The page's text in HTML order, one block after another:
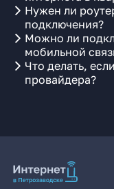
Нужен ли
подключения?
Можно ли
мобильной
Что делать,
провайдера?